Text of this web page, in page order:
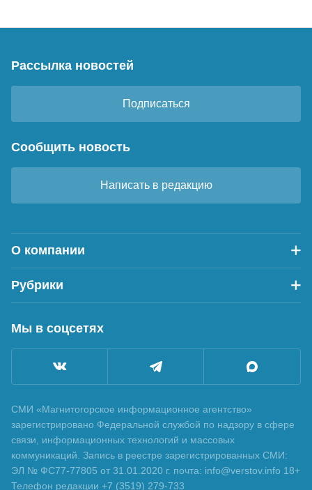
Рассылка новостей
Подписаться
Сообщить новость
Написать в редакцию
О компании
Рубрики
Мы в соцсетях
СМИ «Магнитогорское информационное агентство»
зарегистрировано Федеральной службой по надзору в сфере
связи, информационных технологий и массовых
коммуникаций. Запись в реестре зарегистрированных СМИ:
ЭЛ № ФС77-77805 от 31.01.2020 г. почта: info@verstov.info 18+
Телефон редакции +7 (3519) 279-733